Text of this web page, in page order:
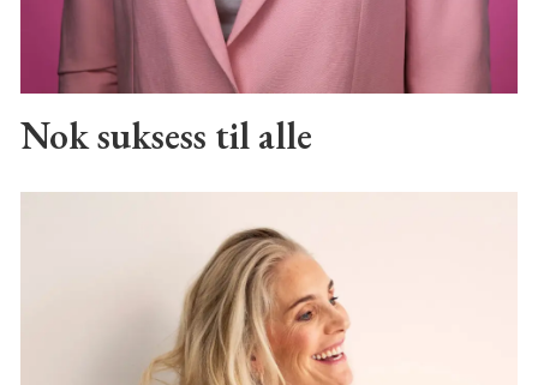
Nok suksess til alle